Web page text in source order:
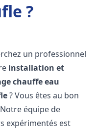
?
un professionnel
installation et
chauffe eau
? Vous êtes au bon
équipe de
expérimentés est